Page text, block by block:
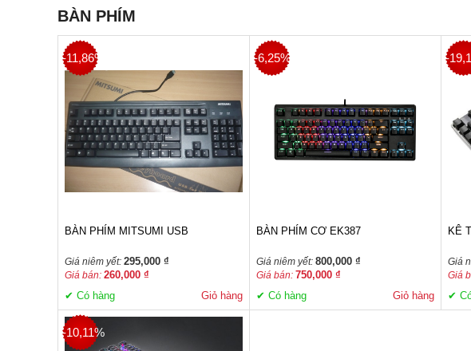
BÀN PHÍM
BÀN PHÍM MITSUMI USB
Giá niêm yết: 295,000 ₫
Giá bán: 260,000 ₫
-11,86%
✔ Có hàng Giỏ hàng
BÀN PHÍM CƠ EK387
Giá niêm yết: 800,000 ₫
Giá bán: 750,000 ₫
-6,25%
✔ Có hàng Giỏ hàng
KÊ
Giá
Giá
-
✔
-10,11%